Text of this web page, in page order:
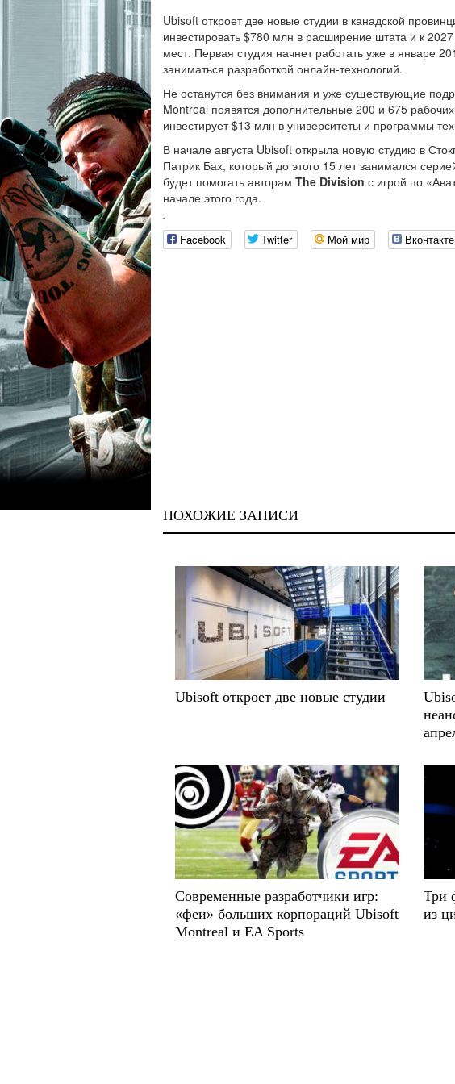
Ubisoft откроет две новые студии в канадской
инвестировать $780 млн в расширение штата и к
мест. Первая студия начнет работать уже в январе
заниматься разработкой онлайн-технологий.
Не останутся без внимания и уже существующие
Montreal появятся дополнительные 200 и 675
инвестирует $13 млн в университеты и программы
В начале августа Ubisoft открыла новую студию в
Патрик Бах, который до этого 15 лет занимался
будет помогать авторам The Division с игрой по
начале этого года.
`
Facebook Twitter Мой мир Вконтакте
ПОХОЖИЕ ЗАПИСИ
Ubisoft откроет две новые студии
Современные разработчики игр:
«феи» больших корпораций Ubisoft
Montreal и EA Sports
Три
из